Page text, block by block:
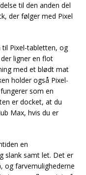
til den anden del
der følger med Pixel
til Pixel-tabletten, og
ligner en flot
med et blødt mat
holder også Pixel-
som en
er docket, at du
Max, hvis du er
en
slank samt let. Det er
og farvemulighederne